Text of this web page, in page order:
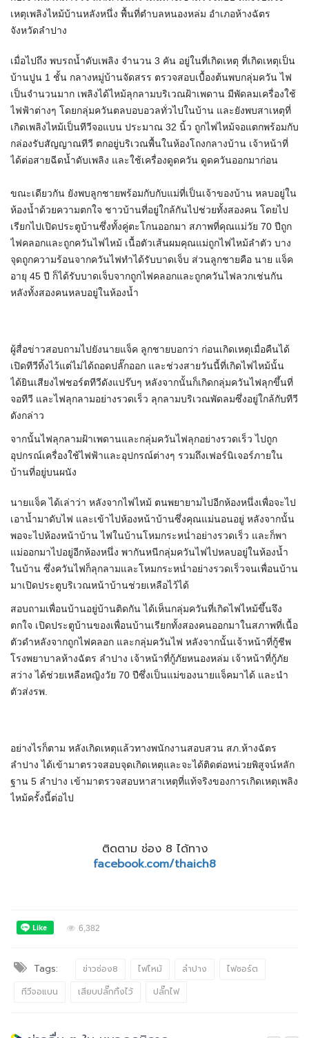
เหตุเพลิงไหม้บ้านหลังหนึ่ง พื้นที่ตำบลหนองหล่ม อำเภอห้างฉัตร
จังหวัดลำปาง
เมื่อไปถึง พบรถน้ำดับเพลิง จำนวน 3 คัน อยู่ในที่เกิดเหตุ ที่เกิดเหตุเป็น
บ้านปูน 1 ชั้น กลางหมู่บ้านจัดสรร ตรวจสอบเบื้องต้นพบกลุ่มควัน ไฟ
เป็นจำนวนมาก เพลิงได้ไหม้ลุกลามบริเวณฝ้าเพดาน มีพัดลมเครื่องใช้
ไฟฟ้าต่างๆ โดยกลุ่มควันตลบอบอวลทั่วไปในบ้าน และยังพบสาเหตุที่
เกิดเพลิงไหม้เป็นทีวีจอแบน ประมาณ 32 นิ้ว ถูกไฟไหม้จอแตกพร้อมกับ
กล่องรับสัญญาณทีวี ตกอยู่บริเวณพื้นในห้องโถงกลางบ้าน เจ้าหน้าที่
ได้ต่อสายฉีดน้ำดับเพลิง และใช้เครื่องดูดควัน ดูดควันออกมาก่อน
ขณะเดียวกัน ยังพบลูกชายพร้อมกับกับแม่ที่เป็นเจ้าของบ้าน หลบอยู่ใน
ห้องน้ำด้วยความตกใจ ชาวบ้านที่อยู่ใกล้กันไปช่วยทั้งสองคน โดยไป
เรียกไปเปิดประตูบ้านซึ่งทั้งคู่ตะโกนออกมา สภาพที่คุณแม่วัย 70 ปีถูก
ไฟคลอกและถูกควันไฟไหม้ เนื้อตัวเส้นผมคุณแม่ถูกไฟไหม้ลำตัว บาง
จุดถูกความร้อนจากควันไฟทำได้รับบาดเจ็บ ส่วนลูกชายคือ นาย แจ็ค
อายุ 45 ปี ก็ได้รับบาดเจ็บจากถูกไฟคลอกและถูกควันไฟลวกเช่นกัน
หลังทั้งสองคนหลบอยู่ในห้องน้ำ
ผู้สื่อข่าวสอบถามไปยังนายแจ็ค ลูกชายบอกว่า ก่อนเกิดเหตุเมื่อคืนได้
เปิดทีวีทิ้งไว้แต่ไม่ได้ถอดปลั๊กออก และช่วงสายวันนี้ที่เกิดไฟไหม้นั้น
ได้ยินเสียงไฟชอร์ตทีวีดังแปร๊บๆ หลังจากนั้นก็เกิดกลุ่มควันไฟลุกขึ้นที่
จอทีวี และไฟลุกลามอย่างรวดเร็ว ลุกลามบริเวณพัดลมซึ่งอยู่ใกล้กับทีวี
ดังกล่าว
จากนั้นไฟลุกลามฝ้าเพดานและกลุ่มควันไฟลุกอย่างรวดเร็ว ไปถูก
อุปกรณ์เครื่องใช้ไฟฟ้าและอุปกรณ์ต่างๆ รวมถึงเฟอร์นิเจอร์ภายใน
บ้านที่อยู่บนผนัง
นายแจ็ค ได้เล่าว่า หลังจากไฟไหม้ ตนพยายามไปอีกห้องหนึ่งเพื่อจะไป
เอาน้ำมาดับไฟ และเข้าไปห้องหน้าบ้านซึ่งคุณแม่นอนอยู่ หลังจากนั้น
พอจะไปห้องหน้าบ้าน ไฟในบ้านโหมกระหน่ำอย่างรวดเร็ว และก็พา
แม่ออกมาไปอยู่อีกห้องหนึ่ง พากันหนีกลุ่มควันไฟไปหลบอยู่ในห้องน้ำ
ในบ้าน ซึ่งควันไฟก็ลุกลามและโหมกระหน่ำอย่างรวดเร็วจนเพื่อนบ้าน
มาเปิดประตูบริเวณหน้าบ้านช่วยเหลือไว้ได้
สอบถามเพื่อนบ้านอยู่บ้านติดกัน ได้เห็นกลุ่มควันที่เกิดไฟไหม้ขึ้นจึง
ตกใจ เปิดประตูบ้านของเพื่อนบ้านเรียกทั้งสองคนออกมาในสภาพที่เนื้อ
ตัวดำหลังจากถูกไฟคลอก และกลุ่มควันไฟ หลังจากนั้นเจ้าหน้าที่กู้ชีพ
โรงพยาบาลห้างฉัตร ลำปาง เจ้าหน้าที่กู้ภัยหนองหล่ม เจ้าหน้าที่กู้ภัย
สว่าง ได้ช่วยเหลือหญิงวัย 70 ปีซึ่งเป็นแม่ของนายแจ็คมาได้ และนำ
ตัวส่งรพ.
อย่างไรก็ตาม หลังเกิดเหตุแล้วทางพนักงานสอบสวน สภ.ห้างฉัตร
ลำปาง ได้เข้ามาตรวจสอบจุดเกิดเหตุและจะได้ติดต่อหน่วยพิสูจน์หลัก
ฐาน 5 ลำปาง เข้ามาตรวจสอบหาสาเหตุที่แท้จริงของการเกิดเหตุเพลิง
ไหม้ครั้งนี้ต่อไป
ติดตาม ช่อง 8 ได้ทาง
facebook.com/thaich8
6,382
Tags: ข่าวช่อง8 ไฟไหม้ ลำปาง
ไฟชอร์ต
ทีวีจอแบน
เสียบปลั๊กทิ้งไว้ ปลั๊กไฟ